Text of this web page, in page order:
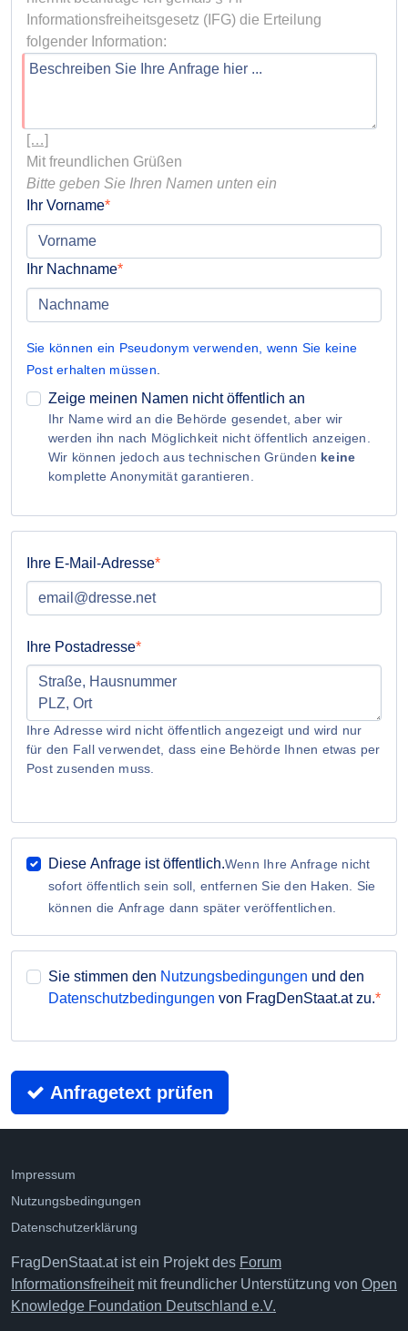
Informationsfreiheitsgesetz (IFG) die Erteilung
[…]
Bitte geben Sie Ihren Namen unten ein
Ihr Vorname
Ihr Nachname
Sie können ein Pseudonym verwenden, wenn Sie keine
Post erhalten müssen
Zeige meinen Namen nicht öffentlich an
Ihr Name wird an die Behörde gesendet, aber wir
werden ihn nach Möglichkeit nicht öffentlich anzeigen.
Wir können jedoch aus technischen Gründen keine
komplette Anonymität garantieren.
Ihre E-Mail-Adresse
Ihre Postadresse
Ihre Adresse wird nicht öffentlich angezeigt und wird nur
für den Fall verwendet, dass eine Behörde Ihnen etwas per
Post zusenden muss.
Diese Anfrage ist öffentlich.Wenn Ihre Anfrage nicht
sofort öffentlich sein soll, entfernen Sie den Haken. Sie
können die Anfrage dann später veröffentlichen.
Sie stimmen den Nutzungsbedingungen und den
Datenschutzbedingungen von FragDenStaat.at zu.
Anfragetext prüfen
Impressum
Nutzungsbedingungen
Datenschutzerklärung
FragDenStaat.at ist ein Projekt des Forum
Informationsfreiheitmit freundlicher Unterstützung von Open
Knowledge Foundation Deutschland e.V.